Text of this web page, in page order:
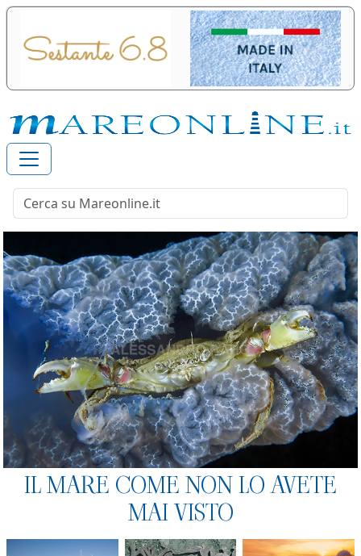
IL MARE COME NON LO AVETE
MAI VISTO